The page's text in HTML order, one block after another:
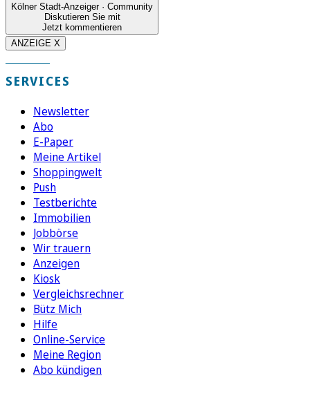
Kölner Stadt-Anzeiger · Community
Diskutieren Sie mit
Jetzt kommentieren
ANZEIGE X
SERVICES
Newsletter
Abo
E-Paper
Meine Artikel
Shoppingwelt
Push
Testberichte
Immobilien
Jobbörse
Wir trauern
Anzeigen
Kiosk
Vergleichsrechner
Bütz Mich
Hilfe
Online-Service
Meine Region
Abo kündigen